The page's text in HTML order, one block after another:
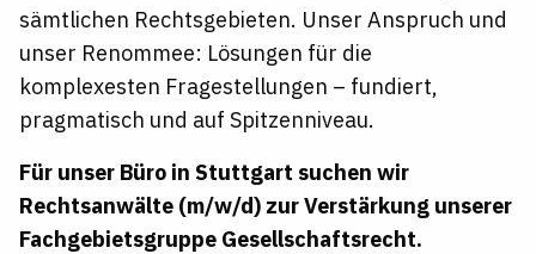
sämtlichen Rechtsgebieten. Unser Anspruch und
unser Renommee: Lösungen für die
komplexesten Fragestellungen – fundiert,
pragmatisch und auf Spitzenniveau.
Für unser Büro in Stuttgart suchen wir
Rechtsanwälte (m/w/d) zur Verstärkung unserer
Fachgebietsgruppe Gesellschaftsrecht.